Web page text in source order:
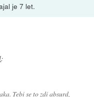
je 7 let.
:
Tebi se to zdi absurd,